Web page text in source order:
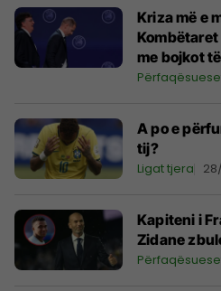
Kriza më e
me bojkot
A po e
tij?
Ligat tjera
Kapiteni i
Zidane